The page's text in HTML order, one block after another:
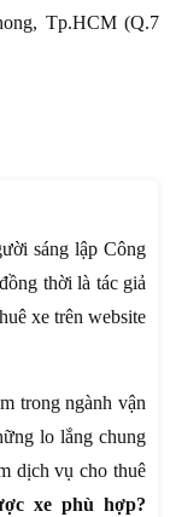
Tp.HCM (Q.7
sáng lập Công
thời là tác giả
xe trên website
trong ngành vận
lo lắng chung
dịch vụ cho thuê
xe phù hợp?